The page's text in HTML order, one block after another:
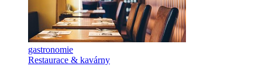
gastronomie
Restaurace & kavárny